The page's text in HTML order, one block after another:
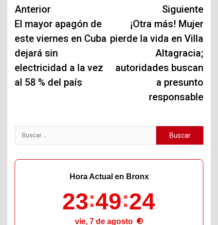
Navegación
de
entradas
Anterior
El mayor apagón de
este viernes en Cuba
dejará sin
electricidad a la vez
al 58 % del país
Siguiente
¡Otra más! Mujer
pierde la vida en Villa
Altagracia;
autoridades buscan
a presunto
responsable
Buscar:
Hora Actual en Bronx
23 49 25
vie, 7 de agosto